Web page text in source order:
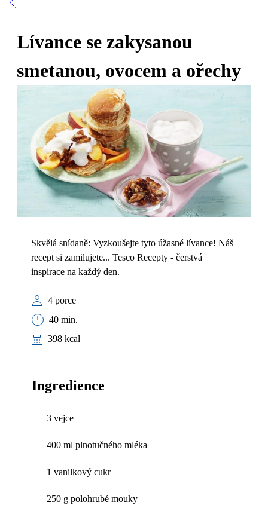
Lívance se zakysanou
smetanou, ovocem a ořechy
Skvělá snídaně: Vyzkoušejte tyto úžasné lívance! Náš
recept si zamilujete... Tesco Recepty - čerstvá
inspirace na každý den.
4 porce
40 min.
398 kcal
Ingredience
3 vejce
400 ml plnotučného mléka
1 vanilkový cukr
250 g polohrubé mouky